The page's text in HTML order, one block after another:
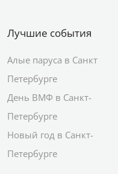
Лучшие события
Алые паруса в Санкт
Петербурге
День ВМФ в Санкт-
Петербурге
Новый год в Санкт-
Петербурге